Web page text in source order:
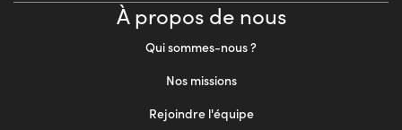
À propos de nous
Qui sommes-nous ?
Nos missions
Rejoindre l'équipe